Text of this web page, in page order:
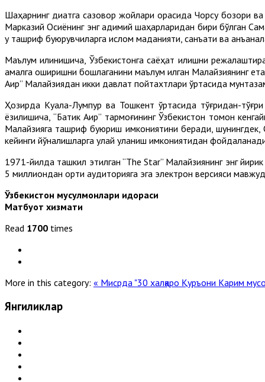
Шаҳарнинг диққатга сазовор жойлари орасида Чорсу
Марказий Осиёнинг энг қадимий шаҳарларидан бири бўлган
у ташриф буюрувчиларга ислом маданияти, санъати ва
Маълум қилинишича, Ўзбекистонга саёҳат қилишни
амалга оширишни бошлаганини маълум қилган Малайзиянинг
Aир” Малайзиядан икки давлат пойтахтлари ўртасида
Ҳозирда Куала-Лумпур ва Тошкент ўртасида тўғридан-
ёзилишича, “Батик Aир” тармоғининг Ўзбекистон томон
Малайзияга ташриф буюриш имкониятини беради, шунингдек,
кейинги йўналишларга қулай уланиш имкониятидан
1971-йилда ташкил этилган “The Star” Малайзиянинг энг
5 миллиондан ортиқ аудиторияга эга электрон версияси
Ўзбекистон мусулмонлари идораси
Матбуот хизмати
Read 1700 times
More in this category: « Мисрда "30 халқаро Қуръони Карим
Янгиликлар